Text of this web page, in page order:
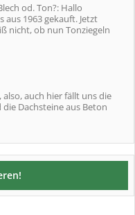
od. Ton?: Hallo
1963 gekauft. Jetzt
nicht, ob nun Tonziegeln
auch hier fällt uns die
Dachsteine aus Beton